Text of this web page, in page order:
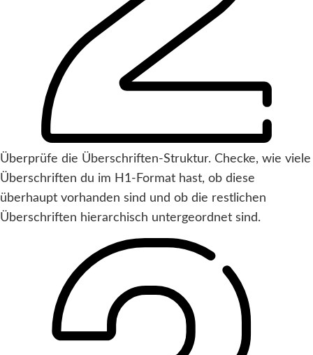
Überprüfe die Überschriften-Struktur. Checke, wie viele
Überschriften du im H1-Format hast, ob diese
überhaupt vorhanden sind und ob die restlichen
Überschriften hierarchisch untergeordnet sind.